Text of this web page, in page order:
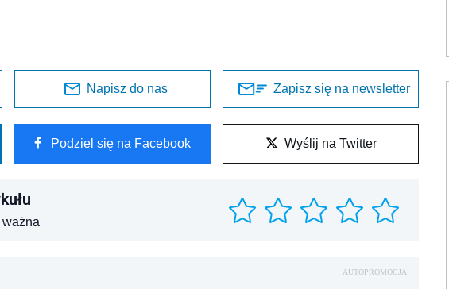
Napisz do nas Zapisz się na newsletter
Podziel się na Facebook Wyślij na Twitter
AUTOPROMOCJA